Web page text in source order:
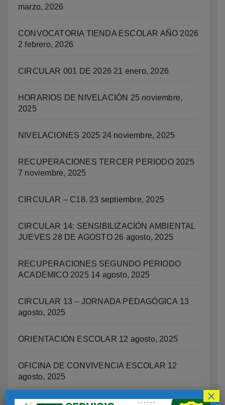
marzo, 2026
CONVOCATORIA TIENDA ESCOLAR AÑO 2026
2 febrero, 2026
CIRCULAR 001 DE 2026 21 enero, 2026
HORARIOS DE NIVELACIÓN 25 noviembre,
2025
NIVELACIONES 2025 24 noviembre, 2025
RECUPERACIONES TERCER PERIODO 2025
7 noviembre, 2025
CIRCULAR – C18. 23 septiembre, 2025
CIRCULAR 14: SENSIBILIZACIÓN AMBIENTAL
JUEVES 28 DE AGOSTO 26 agosto, 2025
RECUPERACIONES SEGUNDO PERIODO
ACADEMICO 2025 14 agosto, 2025
CIRCULAR 13 – JORNADA PEDAGÓGICA 13
agosto, 2025
ORIENTACIÓN ESCOLAR 12 agosto, 2025
OFICINA DE CONVIVENCIA ESCOLAR 12
agosto, 2025
PROGRAMA INTEGRAL DE EDUCACIÓN ×